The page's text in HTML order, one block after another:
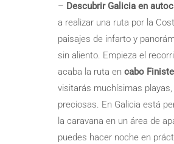
– Descubrir Galicia en
a realizar una ruta por la
paisajes de infarto y
sin aliento. Empieza el
acaba la ruta en cabo
visitarás muchísimas
preciosas. En Galicia está
la caravana en un área de
puedes hacer noche en